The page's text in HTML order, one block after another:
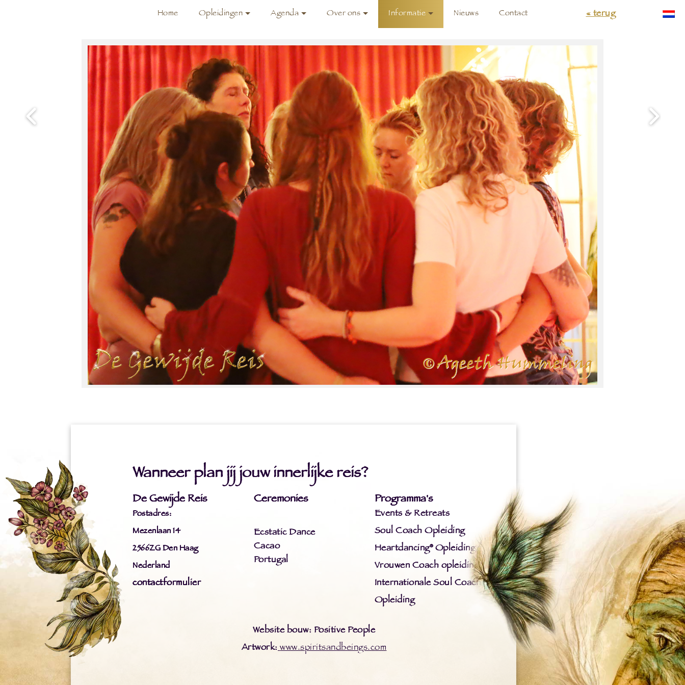
Home Opleidingen Agenda Over ons Informatie Nieuws Contact « terug
Wanneer plan jij jouw innerlijke reis?
De Gewijde Reis
Postadres:
Mezenlaan 14
2566ZG Den Haag
Nederland
contactformulier
Ceremonies
Ecstatic Dance
Cacao
Portugal
Programma's
Events & Retreats
Soul Coach Opleiding
Heartdancing® Opleiding
Vrouwen Coach opleiding
Internationale Soul Coach
Opleiding
Website bouw: Positive People
Artwork: www.spiritsandbeings.com